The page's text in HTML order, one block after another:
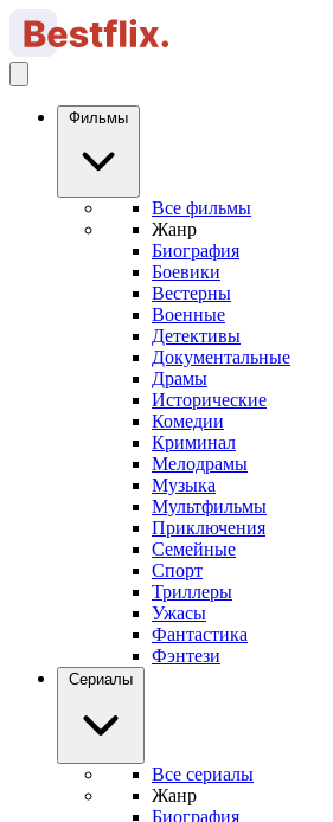
Фильмы
Все фильмы
Жанр
Биография
Боевики
Вестерны
Военные
Детективы
Документальные
Драмы
Исторические
Комедии
Криминал
Мелодрамы
Музыка
Мультфильмы
Приключения
Семейные
Спорт
Триллеры
Ужасы
Фантастика
Фэнтези
Сериалы
Все сериалы
Жанр
Биография